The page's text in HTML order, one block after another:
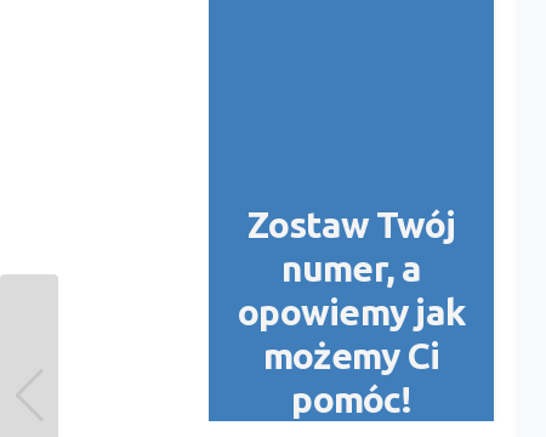
Zostaw Twój
numer, a
opowiemy jak
możemy Ci
pomóc!